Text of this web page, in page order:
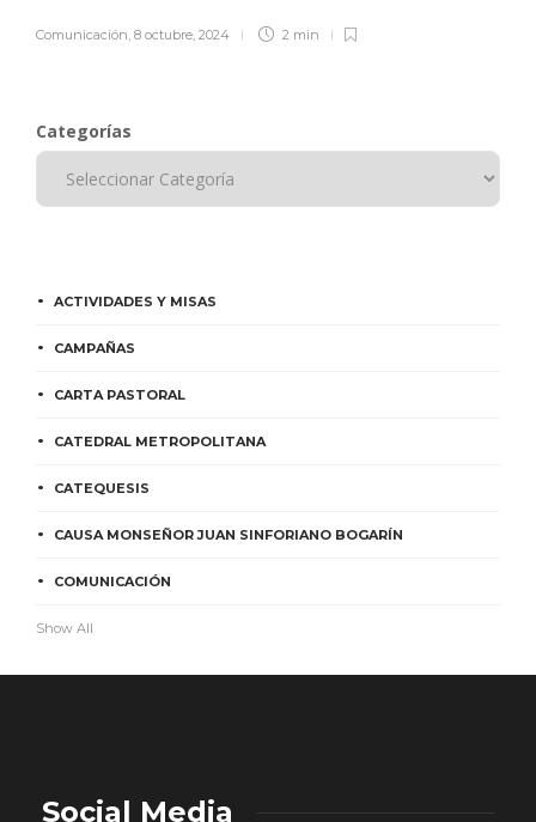
Comunicación, 8 octubre, 2024 2 min
Categorías
ACTIVIDADES Y MISAS
CAMPAÑAS
CARTA PASTORAL
CATEDRAL METROPOLITANA
CATEQUESIS
CAUSA MONSEÑOR JUAN SINFORIANO BOGARÍN
COMUNICACIÓN
Show All
Social Media